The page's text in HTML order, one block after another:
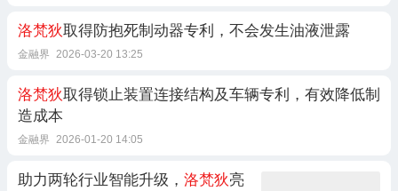
洛梵狄取得防抱死制动器专利，不会发生油液泄露
金融界 2026-03-20 13:25
洛梵狄取得锁止装置连接结构及车辆专利，有效降低制
造成本
金融界 2026-01-20 14:05
助力两轮行业智能升级， 洛梵狄亮